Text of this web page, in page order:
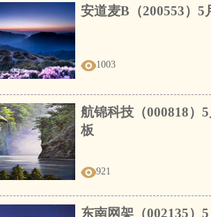
安道麦B（200553）5
1003
航锦科技（000818）
板
921
东南网架（002135）